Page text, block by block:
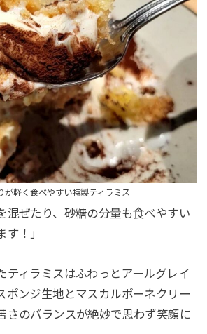
が軽く食べやすい特製ティラミス
混ぜたり、砂糖の分量も食べやすい
す！」
ティラミスはふわっとアールグレイ
ポンジ生地とマスカルポーネクリー
さのバランスが絶妙で思わず笑顔に